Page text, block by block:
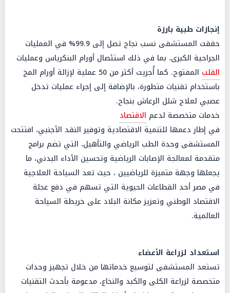
إنجازات طبية بارزة
حققت المستشفى نسب نجاح تصل إلى 99.9% في العمليات
الجراحية الكبرى، بما في ذلك استئصال أورام البنكرياس وعمليات
القلب
المفتوح. كما أُجريت أكثر من 50 عملية لإزالة أورام المخ
باستخدام تقنيات متطورة، بالإضافة إلى إجراء عمليات تدخل
عصبي لعلاج شلل الرعاش بنجاح.
خدمات متخصصة لدعم الاقتصاد
في إطار دعمها للتنمية الاقتصادية وتوفير النقد الأجنبي، افتتحت
المستشفى وحدة الطب الرياضي والتأهيل، التي تضم برامج
متقدمة لمعالجة الإصابات الرياضية وتحسين الأداء البدني، ما
يجعلها وجهة متميزة للرياضيين ، حيث تعد السياحة العلاجية
في مصر أحد القطاعات الحيوية التي تسهم في دفع عجلة
الاقتصاد الوطني وتعزيز مكانة البلاد على خريطة السياحة
العالمية.
استعداد لزراعة الأعضاء
تستعد المستشفى لتوسيع خدماتها من خلال تجهيز وحدات
متخصصة لزراعة الكلى والكبد والنخاع، مدعومة بأحدث التقنيات